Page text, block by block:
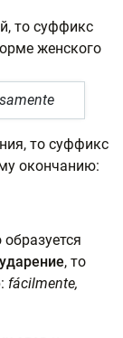
то суффикс
женского
то суффикс
окончанию:
образуется
, то
fácilmente,